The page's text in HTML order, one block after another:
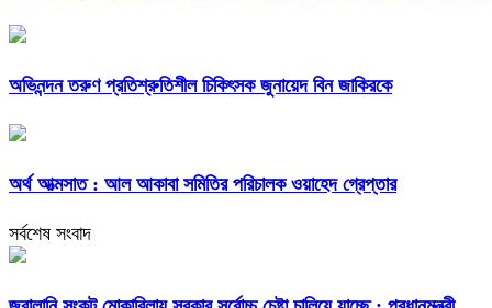
অভিনন্দন তরুণ প্রতিশ্রুতিশীল চিকিৎসক জুনায়েদ বিন জাকিরকে
অর্থ আত্মসাত : আল আকাবা সমিতির পরিচালক ওয়াহেদ গ্রেপ্তার
সর্বশেষ সংবাদ